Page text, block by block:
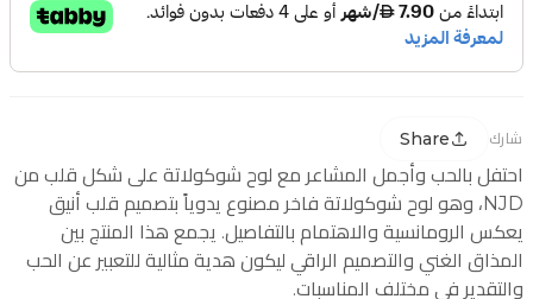
شارك Share
احتفل بالحب وأجمل المشاعر مع لوح شوكولاتة على شكل قلب من
NJD، وهو لوح شوكولاتة فاخر مصنوع يدوياً بتصميم قلب أنيق
يعكس الرومانسية والاهتمام بالتفاصيل. يجمع هذا المنتج بين
المذاق الغني والتصميم الراقي ليكون هدية مثالية للتعبير عن الحب
والتقدير في مختلف المناسبات.